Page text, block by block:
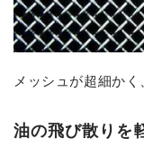
メッシュが超細かく
油の飛び散りを